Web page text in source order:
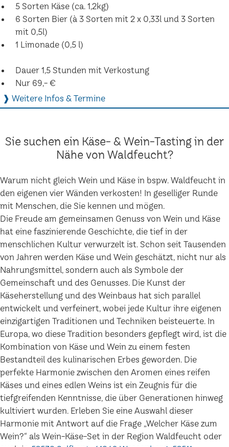
5 Sorten Käse (ca. 1,2kg)
6 Sorten Bier (à 3 Sorten mit 2 x 0,33l und 3 Sorten
mit 0,5l)
1 Limonade (0,5 l)
Dauer 1,5 Stunden mit Verkostung
Nur 69,- €
❱ Weitere Infos & Termine
Sie suchen ein Käse- & Wein-Tasting in der
Nähe von Waldfeucht?
Warum nicht gleich Wein und Käse in bspw. Waldfeucht in
den eigenen vier Wänden verkosten! In geselliger Runde
mit Menschen, die Sie kennen und mögen.
Die Freude am gemeinsamen Genuss von Wein und Käse
hat eine faszinierende Geschichte, die tief in der
menschlichen Kultur verwurzelt ist. Schon seit Tausenden
von Jahren werden Käse und Wein geschätzt, nicht nur als
Nahrungsmittel, sondern auch als Symbole der
Gemeinschaft und des Genusses. Die Kunst der
Käseherstellung und des Weinbaus hat sich parallel
entwickelt und verfeinert, wobei jede Kultur ihre eigenen
einzigartigen Traditionen und Techniken beisteuerte. In
Europa, wo diese Tradition besonders gepflegt wird, ist die
Kombination von Käse und Wein zu einem festen
Bestandteil des kulinarischen Erbes geworden. Die
perfekte Harmonie zwischen den Aromen eines reifen
Käses und eines edlen Weins ist ein Zeugnis für die
tiefgreifenden Kenntnisse, die über Generationen hinweg
kultiviert wurden. Erleben Sie eine Auswahl dieser
Harmonie mit Antwort auf die Frage „Welcher Käse zum
Wein?“ als Wein-Käse-Set in der Region Waldfeucht oder